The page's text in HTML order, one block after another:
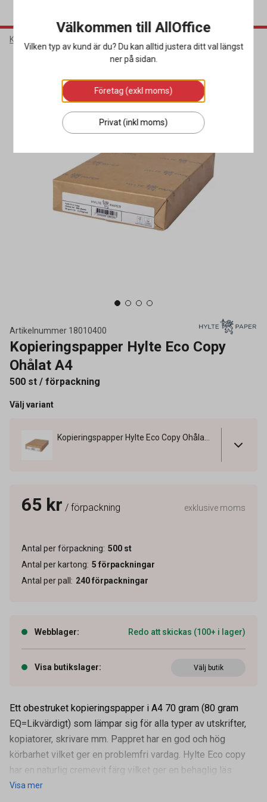
Kontorsmaterial
Miljöval
Artikelnummer 18010400
Kopieringspapper Hylte Eco Copy
Ohålat A4
500 st / förpackning
Välj variant
Kopieringspapper Hylte Eco Copy Ohålat A4
65 kr / förpackning exklusive moms
Antal per förpackning: 500 st
Antal per kartong: 5 förpackningar
Antal per pall : 240förpackningar
Webblager: Redo att skickas (100+ i lager)
Visa butikslager: Välj butik
Ett obestruket kopieringspapper i A4 70 gram (80 gram
EQ=Likvärdigt) som lämpar sig för alla typer av utskrifter,
kopiatorer, skrivare mm. Pappret har en god och hög
körbarhet vilket ger en problemfri vardag. Hylte Eco copy
har en naturlig cremevit färg vilket ger en behaglig läs
Visa mer
Artikelnummer 18010400
Format
Pappersvikt 70 g/m2
Hålat / Ohålat
Välkommen till AllOffice
Vilken typ av kund är du? Du kan alltid justera ditt val längst
ner på sidan.
Företag (exkl moms)
Privat (inkl moms)